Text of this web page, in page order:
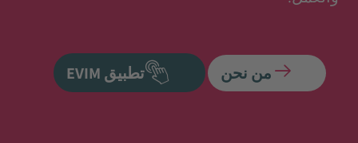
من نحن تطبيق EVIM